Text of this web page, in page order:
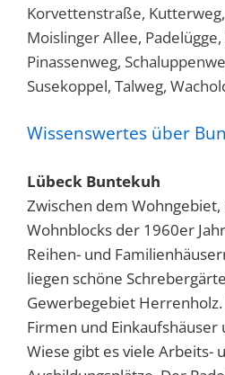
Korvettenstraße,
Moislinger Allee,
Pinassenweg,
Susekoppel, Talweg,
Wissenswertes über
Lübeck Buntekuh
Zwischen dem Wohngebiet,
Wohnblocks der 1960er
Reihen- und
liegen schöne
Gewerbegebiet
Firmen und Einkaufshäuser
Wiese gibt es viele Arbeits-